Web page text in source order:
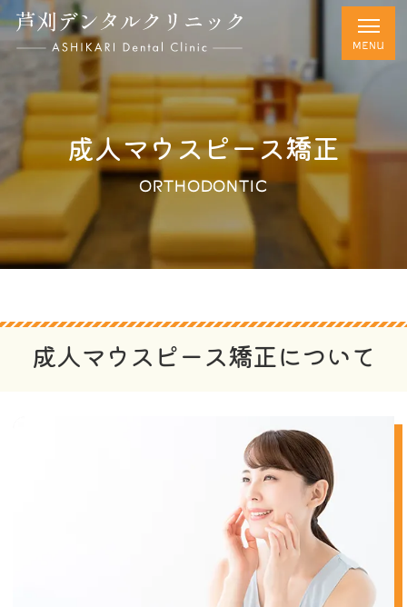
成人マウスピース矯正
ORTHODONTIC
成人マウスピース矯正について